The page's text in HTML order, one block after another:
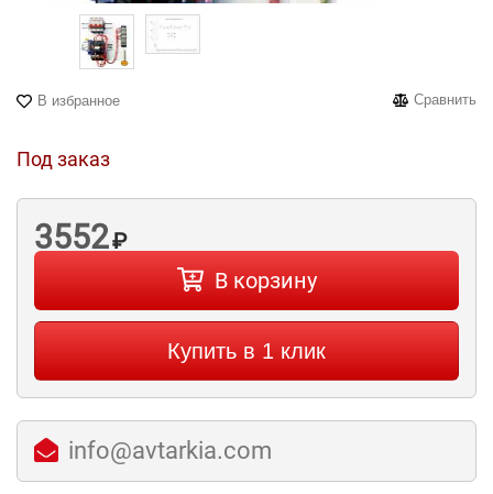
В избранное Сравнить
Под заказ
3552₽
В корзину
Купить в 1 клик
info@avtarkia.com